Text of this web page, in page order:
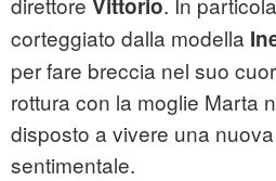
Vittorio
corteggiato dalla modella
per fare breccia nel suo
rottura con la moglie Marta
disposto a vivere una
sentimentale.